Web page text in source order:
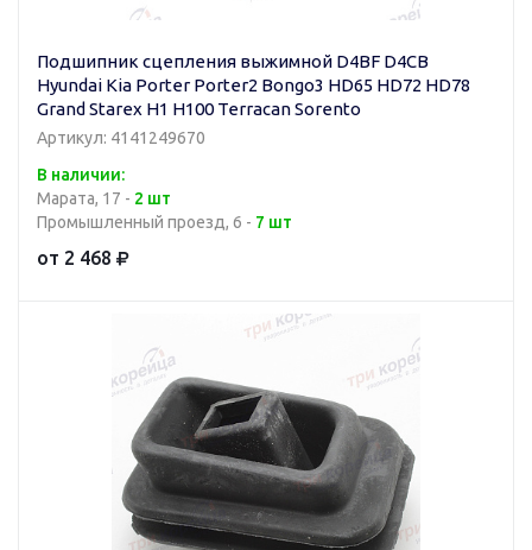
Подшипник сцепления выжимной D4BF D4CB
Hyundai Kia Porter Porter2 Bongo3 HD65 HD72 HD78
Grand Starex H1 H100 Terracan Sorento
Артикул: 4141249670
В наличии:
Марата, 17 - 2 шт
Промышленный проезд, 6 - 7 шт
от 2 468